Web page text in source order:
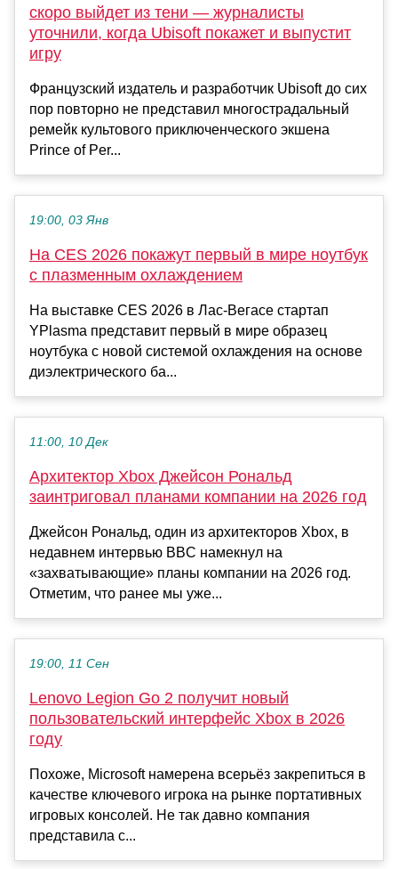
скоро выйдет из тени — журналисты
уточнили, когда Ubisoft покажет и выпустит
игру
Французский издатель и разработчик Ubisoft до сих
пор повторно не представил многострадальный
ремейк культового приключенческого экшена
Prince of Per...
19:00, 03 Янв
На CES 2026 покажут первый в мире ноутбук
с плазменным охлаждением
На выставке CES 2026 в Лас-Вегасе стартап
YPlasma представит первый в мире образец
ноутбука с новой системой охлаждения на основе
диэлектрического ба...
11:00, 10 Дек
Архитектор Xbox Джейсон Рональд
заинтриговал планами компании на 2026 год
Джейсон Рональд, один из архитекторов Xbox, в
недавнем интервью BBC намекнул на
«захватывающие» планы компании на 2026 год.
Отметим, что ранее мы уже...
19:00, 11 Сен
Lenovo Legion Go 2 получит новый
пользовательский интерфейс Xbox в 2026
году
Похоже, Microsoft намерена всерьёз закрепиться в
качестве ключевого игрока на рынке портативных
игровых консолей. Не так давно компания
представила с...